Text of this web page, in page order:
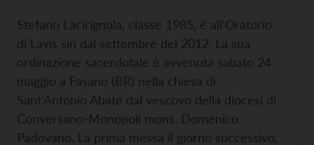
Stefano Lacirignola, classe 1985, è all'Oratorio
di Lavis sin dal settembre del 2012. La sua
ordinazione sacerdotale è avvenuta sabato 24
maggio a Fasano (BR) nella chiesa di
Sant'Antonio Abate dal vescovo della diocesi di
Conversano-Monopoli mons. Domenico
Padovano. La prima messa il giorno successivo,